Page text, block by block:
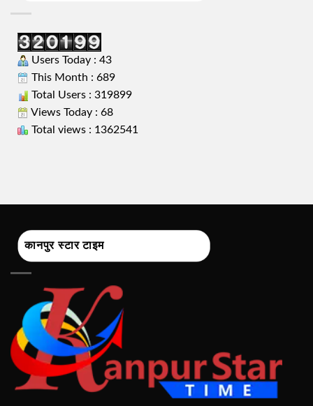
Users Today : 43
This Month : 689
Total Users : 319899
Views Today : 68
Total views : 1362541
कानपुर स्टार टाइम